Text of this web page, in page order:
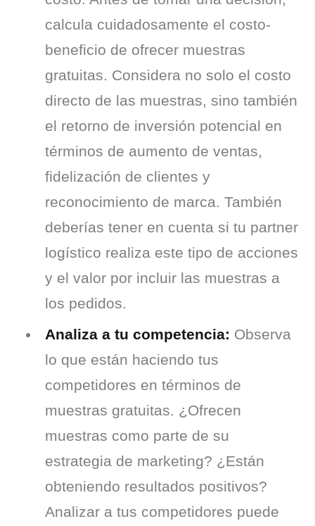
calcula cuidadosamente el costo-
beneficio de ofrecer muestras
gratuitas. Considera no solo el costo
directo de las muestras, sino también
el retorno de inversión potencial en
términos de aumento de ventas,
fidelización de clientes y
reconocimiento de marca. También
deberías tener en cuenta si tu partner
logístico realiza este tipo de acciones
y el valor por incluir las muestras a
los pedidos.
Analiza a tu competencia: Observa
lo que están haciendo tus
competidores en términos de
muestras gratuitas. ¿Ofrecen
muestras como parte de su
estrategia de marketing? ¿Están
obteniendo resultados positivos?
Analizar a tus competidores puede